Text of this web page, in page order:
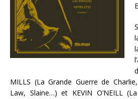
MILLS (La Grande Guerre de
Law, Slaine…) et KEVIN O’NEILL